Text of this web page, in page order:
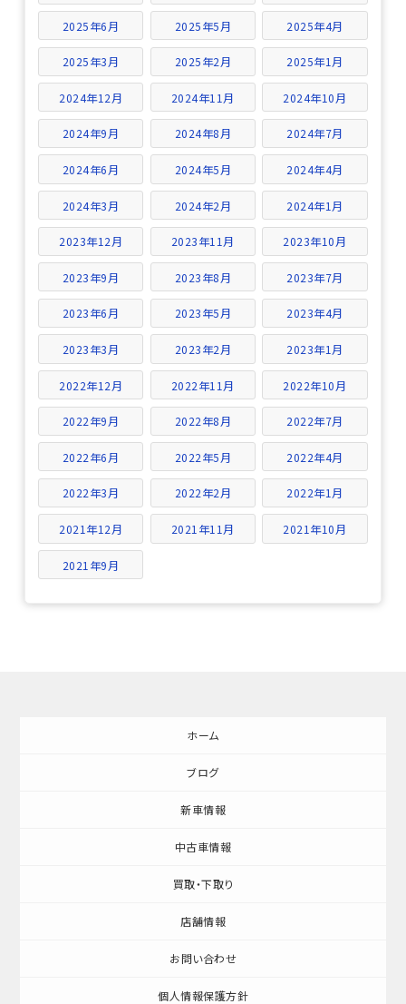
2025年6月 2025年5月 2025年4月
2025年3月 2025年2月 2025年1月
2024年12月 2024年11月 2024年10月
2024年9月 2024年8月 2024年7月
2024年6月 2024年5月 2024年4月
2024年3月 2024年2月 2024年1月
2023年12月 2023年11月 2023年10月
2023年9月 2023年8月 2023年7月
2023年6月 2023年5月 2023年4月
2023年3月 2023年2月 2023年1月
2022年12月 2022年11月 2022年10月
2022年9月 2022年8月 2022年7月
2022年6月 2022年5月 2022年4月
2022年3月 2022年2月 2022年1月
2021年12月 2021年11月 2021年10月
2021年9月
ホーム
ブログ
新車情報
中古車情報
買取・下取り
店舗情報
お問い合わせ
個人情報保護方針